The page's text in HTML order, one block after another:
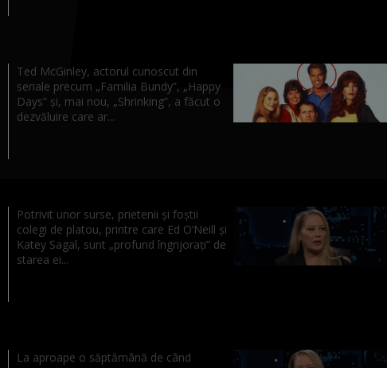
Ted McGinley, actorul cunoscut din
seriale precum „Familia Bundy”, „Happy
Days” și, mai nou, „Shrinking”, a făcut o
dezvăluire care ar...
Potrivit unor surse, prietenii și foștii
colegi de platou, printre care Ed O’Neill și
Katey Sagal, sunt „profund îngrijorați” de
starea ei...
La aproape o săptămână de când